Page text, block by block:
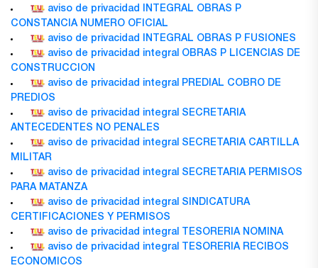
aviso de privacidad INTEGRAL OBRAS P
CONSTANCIA NUMERO OFICIAL
aviso de privacidad INTEGRAL OBRAS P FUSIONES
aviso de privacidad integral OBRAS P LICENCIAS DE
CONSTRUCCION
aviso de privacidad integral PREDIAL COBRO DE
PREDIOS
aviso de privacidad integral SECRETARIA
ANTECEDENTES NO PENALES
aviso de privacidad integral SECRETARIA CARTILLA
MILITAR
aviso de privacidad integral SECRETARIA PERMISOS
PARA MATANZA
aviso de privacidad integral SINDICATURA
CERTIFICACIONES Y PERMISOS
aviso de privacidad integral TESORERIA NOMINA
aviso de privacidad integral TESORERIA RECIBOS
ECONOMICOS